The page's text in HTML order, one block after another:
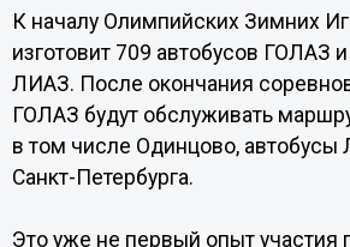
К началу Олимпийских Зимних
изготовит 709 автобусов ГОЛАЗ
ЛИАЗ. После окончания
ГОЛАЗ будут обслуживать
в том числе Одинцово,
Санкт-Петербурга.
Это уже не первый опыт участия